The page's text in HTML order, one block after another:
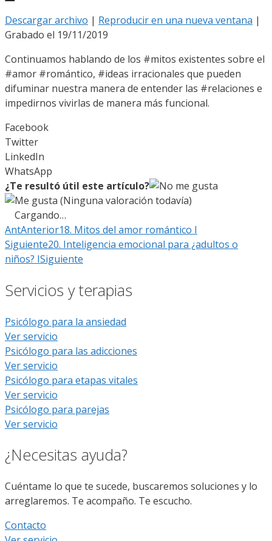
Descargar archivo | Reproducir en una nueva ventana |
Grabado el 19/11/2019
Continuamos hablando de los #mitos existentes sobre el
#amor #romántico, #ideas irracionales que pueden
difuminar nuestra manera de entender las #relaciones e
impedirnos vivirlas de manera más funcional.
Facebook
Twitter
LinkedIn
WhatsApp
¿Te resultó útil este artículo?
(Ninguna valoración todavía)
Cargando…
AntAnterior18. Mitos del amor romántico I
Siguiente20. Inteligencia emocional para ¿adultos o
niños? ISiguiente
Servicios y terapias
Psicólogo para la ansiedad
Ver servicio
Psicólogo para las adicciones
Ver servicio
Psicólogo para etapas vitales
Ver servicio
Psicólogo para parejas
Ver servicio
¿Necesitas ayuda?
Cuéntame lo que te sucede, buscaremos soluciones y lo
arreglaremos. Te acompaño. Te escucho.
Contacto